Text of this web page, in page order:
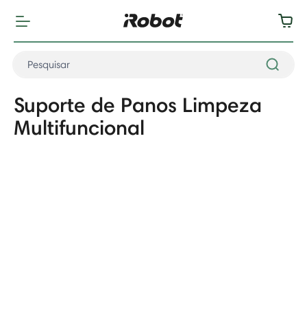
Suporte de Panos Limpeza
Multifuncional